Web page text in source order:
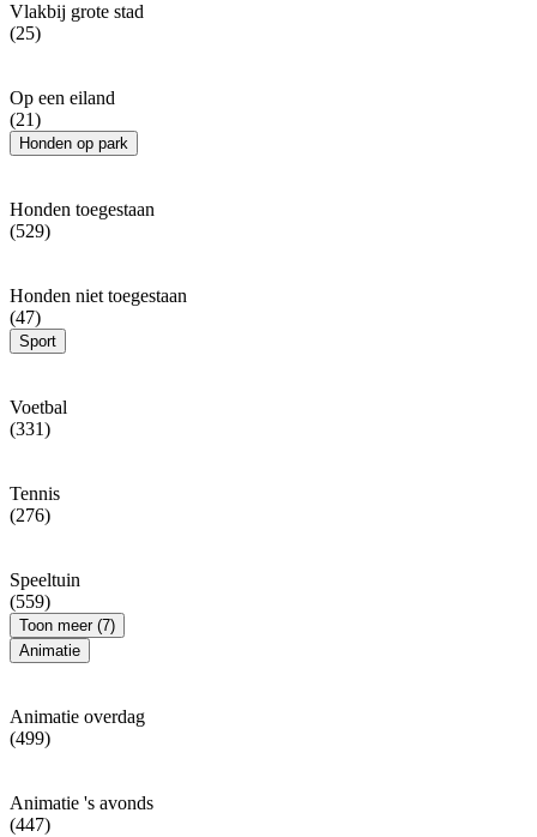
Vlakbij grote stad
(25)
Op een eiland
(21)
Honden op park
Honden toegestaan
(529)
Honden niet toegestaan
(47)
Sport
Voetbal
(331)
Tennis
(276)
Speeltuin
(559)
Toon meer (7)
Animatie
Animatie overdag
(499)
Animatie 's avonds
(447)